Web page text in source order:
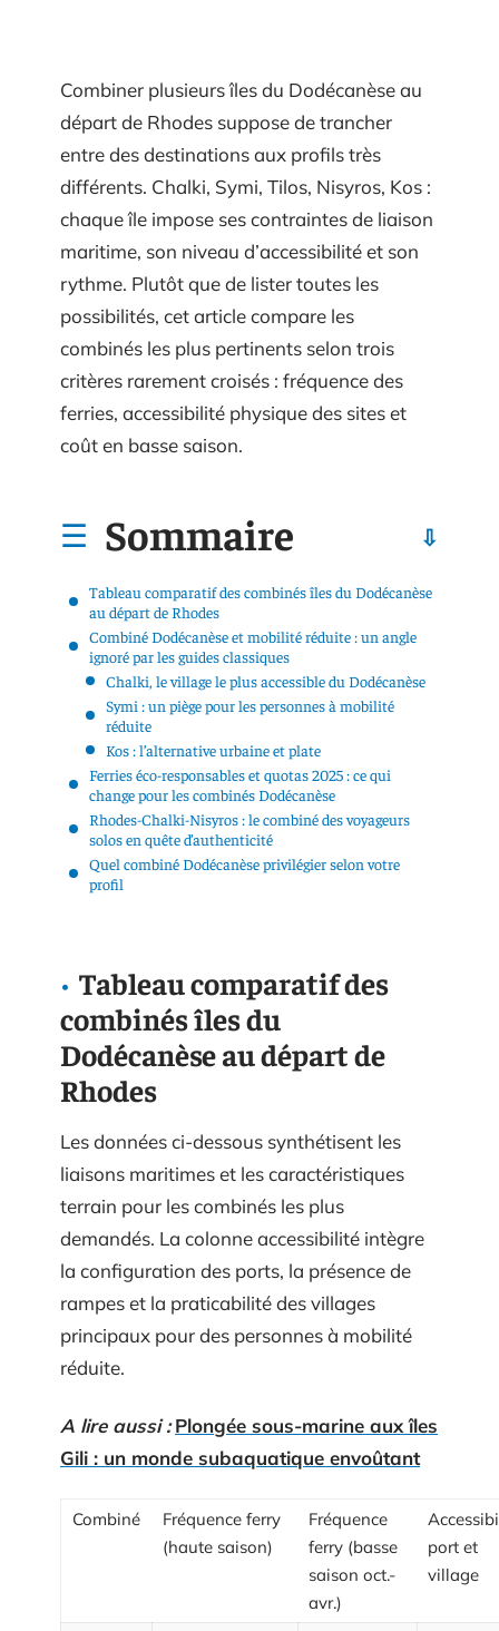
Combiner plusieurs îles du Dodécanèse au
départ de Rhodes suppose de trancher
entre des destinations aux profils très
différents. Chalki, Symi, Tilos, Nisyros, Kos :
chaque île impose ses contraintes de liaison
maritime, son niveau d’accessibilité et son
rythme. Plutôt que de lister toutes les
possibilités, cet article compare les
combinés les plus pertinents selon trois
critères rarement croisés : fréquence des
ferries, accessibilité physique des sites et
coût en basse saison.
Sommaire
Tableau comparatif des combinés îles du Dodécanèse
au départ de Rhodes
Combiné Dodécanèse et mobilité réduite : un angle
ignoré par les guides classiques
Chalki, le village le plus accessible du Dodécanèse
Symi : un piège pour les personnes à mobilité
réduite
Kos : l’alternative urbaine et plate
Ferries éco-responsables et quotas 2025 : ce qui
change pour les combinés Dodécanèse
Rhodes-Chalki-Nisyros : le combiné des voyageurs
solos en quête d’authenticité
Quel combiné Dodécanèse privilégier selon votre
profil
Tableau comparatif des
combinés îles du
Dodécanèse au départ de
Rhodes
Les données ci-dessous synthétisent les
liaisons maritimes et les caractéristiques
terrain pour les combinés les plus
demandés. La colonne accessibilité intègre
la configuration des ports, la présence de
rampes et la praticabilité des villages
principaux pour des personnes à mobilité
réduite.
A lire aussi : Plongée sous-marine aux îles
Gili : un monde subaquatique envoûtant
Combiné
Fréquence ferry
(haute saison)
Fréquence
ferry (basse
saison oct.-
avr.)
port et
village